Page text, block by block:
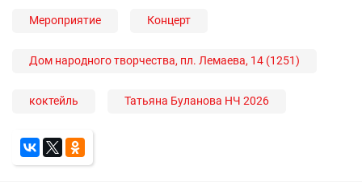
Мероприятие Концерт
Дом народного творчества, пл. Лемаева, 14 (1251)
коктейль Татьяна Буланова НЧ 2026